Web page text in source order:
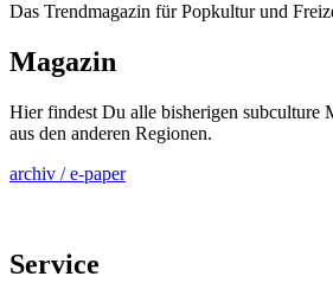
Das Trendmagazin für Popkultur und
Magazin
Hier findest Du alle bisherigen subculture
aus den anderen Regionen.
archiv / e-paper
Service